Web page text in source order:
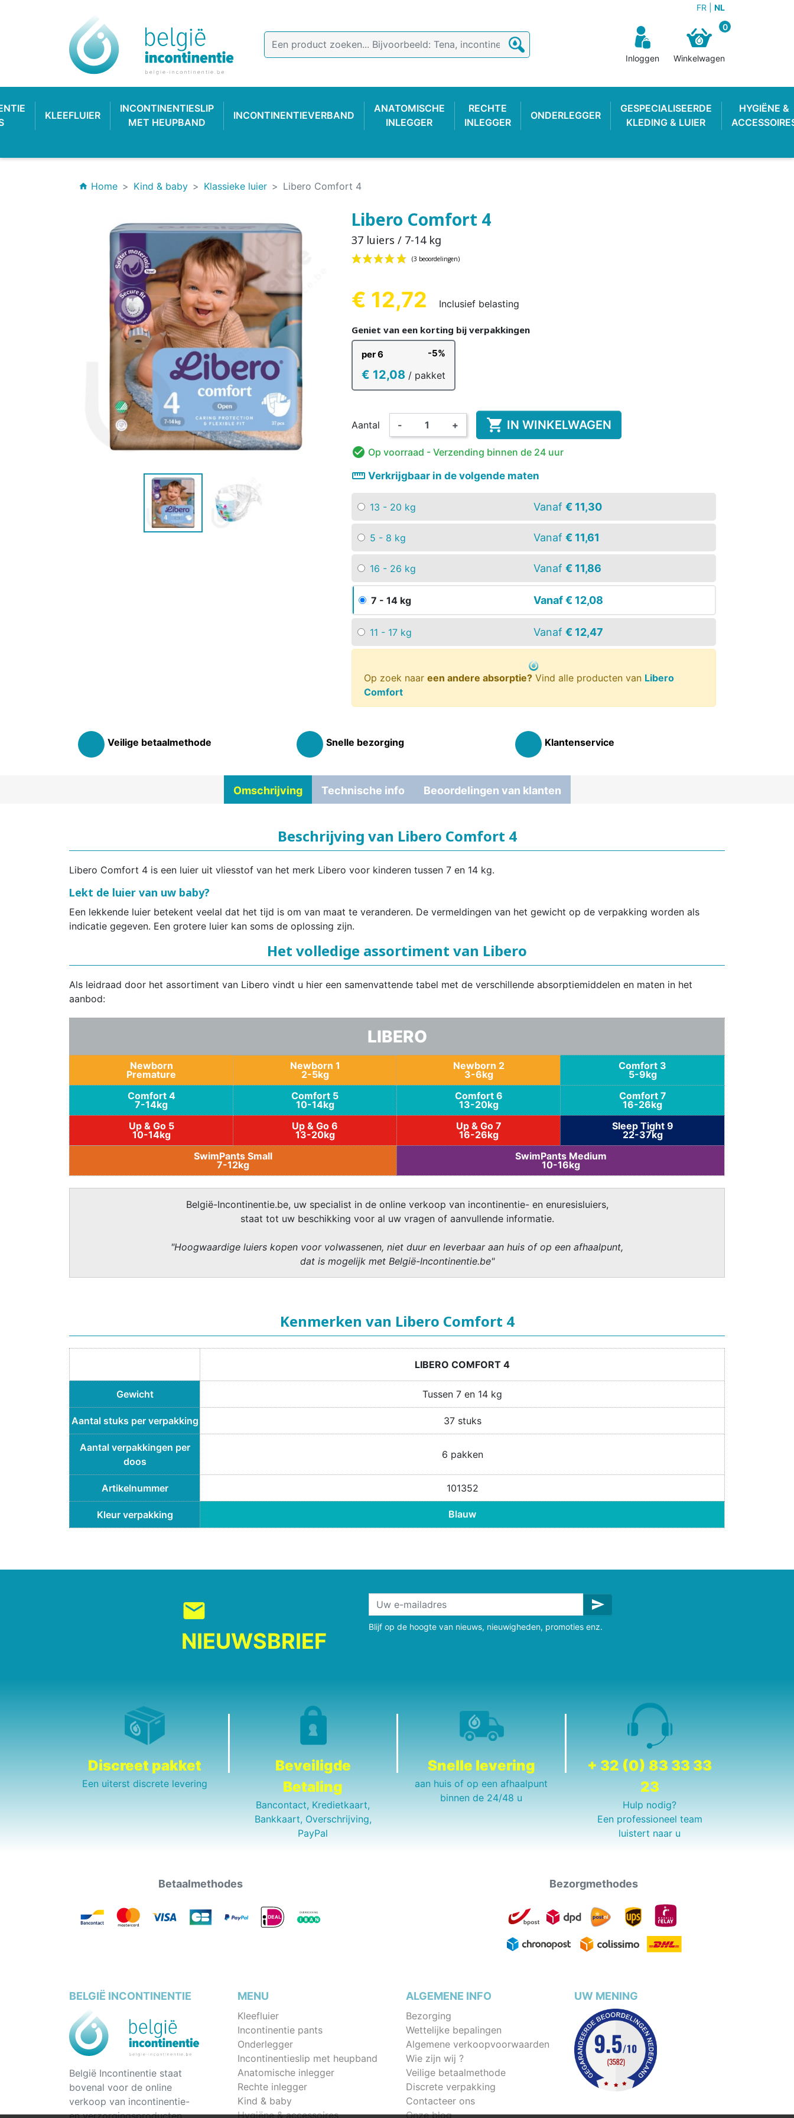
FR NL
Inloggen
0
Winkelwagen
KLEEFLUIER
INCONTINENTIESLIP
MET HEUPBAND
INCONTINENTIEVERBAND
INCONTINENTIEVERBAND
VROUWEN
INCONTINENTIEVERBAND
HEREN
ANATOMISCHE
INLEGGER
RECHTE
INLEGGER
ONDERLEGGER
GESPECIALISEERDE
KLEDING & LUIER
PLASTIC BROEKJE KATOENEN BROEKJE FIXATIEBROEKJE
ZWEMKLEDING PYJAMA ROMPERTJE
HYGIËNE &
HYGIËNE & VERZORGING ONDERZOEKSHANDSCHOEN
CONTINENTIEHULP
ONTVLEKKER &
DEODORANT
DESINFECTIE VAN
HANDEN EN
OPPERVLAKKEN
KLASSIEKE LUIER PULL-UP-LUIER
PLASTIC BROEKJE
ZWEMLUIER KINDEREN ZWEMPAK KINDEREN
WASBARE LUIER
KINDEREN
HYGIËNE & VERZORGING
home Home Kind & baby Klassieke luier Libero Comfort 4
Libero Comfort 4
37 luiers / 7-14 kg
(3 beoordelingen)
€ 12,72 Inclusief belasting
Geniet van een korting bij verpakkingen
per 6 -5%
€ 12,08 / pakket
Aantal - +  IN WINKELWAGEN
 Op voorraad - Verzending binnen de 24 uur
straighten Verkrijgbaar in de volgende maten
13 - 20 kg Vanaf€ 11,30
5 - 8 kg Vanaf€ 11,61
16 - 26 kg Vanaf€ 11,86
7 - 14 kg Vanaf€ 12,08
11 - 17 kg Vanaf€ 12,47
Op zoek naar een andere absorptie?Vind alle producten van Libero
Comfort
Veilige betaalmethode Snelle bezorging Klantenservice
Omschrijving Technische info Beoordelingen van klanten
Beschrijving van Libero Comfort 4
Libero Comfort 4 is een luier uit vliesstof van het merk Libero voor kinderen tussen 7 en 14 kg.
Lekt de luier van uw baby?
Een lekkende luier betekent veelal dat het tijd is om van maat te veranderen. De vermeldingen van het gewicht op de verpakking worden als
indicatie gegeven. Een grotere luier kan soms de oplossing zijn.
Het volledige assortiment van Libero
Als leidraad door het assortiment van Libero vindt u hier een samenvattende tabel met de verschillende absorptiemiddelen en maten in het
aanbod:
LIBERO
Newborn
Premature
Newborn 1
2-5kg
Newborn 2
3-6kg
Comfort 3
5-9kg
Comfort 4
7-14kg
Comfort 5
10-14kg
Comfort 6
13-20kg
Comfort 7
16-26kg
Up & Go 5
10-14kg
Up & Go 6
13-20kg
Up & Go 7
16-26kg
Sleep Tight 9
22-37kg
SwimPants Small
7-12kg
SwimPants Medium
10-16kg
België-Incontinentie.be, uw specialist in de online verkoop van incontinentie- en enuresisluiers,
staat tot uw beschikking voor al uw vragen of aanvullende informatie.
"Hoogwaardige luiers kopen voor volwassenen, niet duur en leverbaar aan huis of op een afhaalpunt,
dat is mogelijk met België-Incontinentie.be"
Kenmerken van Libero Comfort 4
LIBERO COMFORT 4
Gewicht Tussen 7 en 14 kg
Aantal stuks per verpakking 37 stuks
Aantal verpakkingen per
doos
6 pakken
Artikelnummer 101352
Kleur verpakking Blauw
mail
NIEUWSBRIEF
send
Blijf op de hoogte van nieuws, nieuwigheden, promoties enz.
Discreet pakket
Een uiterst discrete levering
Beveiligde
Betaling
Bancontact, Kredietkaart,
Bankkaart, Overschrijving,
PayPal
Snelle levering
aan huis of op een afhaalpunt
binnen de 24/48 u
+ 32 (0) 83 33 33
23
Hulp nodig?
Een professioneel team
luistert naar u
Betaalmethodes Bezorgmethodes
BELGIË INCONTINENTIE
België Incontinentie staat
bovenal voor de online
verkoop van incontinentie-
MENU
Kleefluier
Incontinentie pants
Onderlegger
Incontinentieslip met heupband
Anatomische inlegger
Rechte inlegger
Kind & baby
Hygiëne & accessoires
ALGEMENE INFO
Bezorging
Wettelijke bepalingen
Algemene verkoopvoorwaarden
Wie zijn wij ?
Veilige betaalmethode
Discrete verpakking
Contacteer ons
Onze blog
UW MENING